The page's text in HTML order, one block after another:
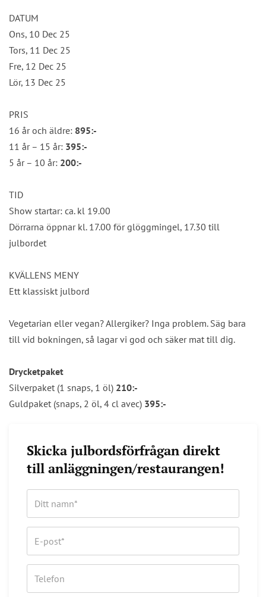
DATUM
Ons, 10 Dec 25
Tors, 11 Dec 25
Fre, 12 Dec 25
Lör, 13 Dec 25
PRIS
16 år och äldre: 895:-
11 år – 15 år: 395:-
5 år – 10 år: 200:-
TID
Show startar: ca. kl 19.00
Dörrarna öppnar kl. 17.00 för glöggmingel, 17.30 till
julbordet
KVÄLLENS MENY
Ett klassiskt julbord
Vegetarian eller vegan? Allergiker? Inga problem. Säg bara
till vid bokningen, så lagar vi god och säker mat till dig.
Drycketpaket
Silverpaket (1 snaps, 1 öl) 210:-
Guldpaket (snaps, 2 öl, 4 cl avec) 395:-
Skicka julbordsförfrågan direkt
till anläggningen/restaurangen!